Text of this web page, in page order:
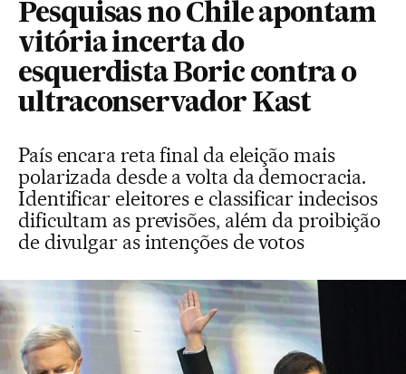
Pesquisas no Chile apontam
vitória incerta do
esquerdista Boric contra o
ultraconservador Kast
País encara reta final da eleição mais
polarizada desde a volta da democracia.
Identificar eleitores e classificar indecisos
dificultam as previsões, além da proibição
de divulgar as intenções de votos